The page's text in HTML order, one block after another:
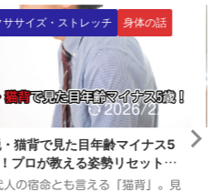
トレッチ 身体の話
2026/2/28
目年齢マイナス5
る姿勢リセット習
慣
言える「猫背」。見
エクササイズ
自律神経
倦怠感と
「なんとな